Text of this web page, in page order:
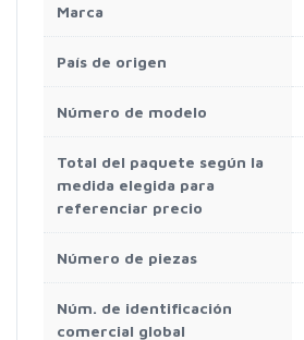
Marca
País de origen
Número de modelo
Total del paquete según la
medida elegida para
referenciar precio
Número de piezas
Núm. de identificación
comercial global